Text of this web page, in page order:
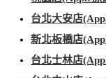
台北大安店
新北板橋店
台北士林店